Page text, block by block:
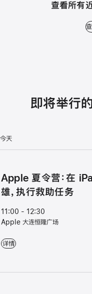
查看所有
即将举行
今天
Apple 夏令营：在
雄，执行救助任务
11:00 - 12:30
Apple 大连恒隆广场
Apple 夏令营：在 iPad 上创
详情